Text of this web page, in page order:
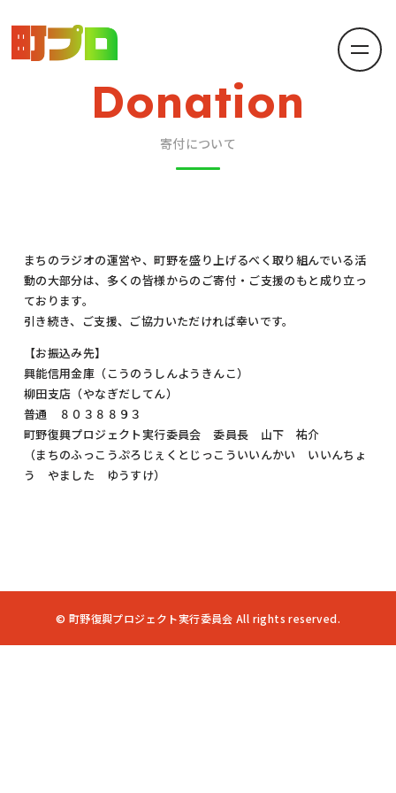
Donation
寄付について
まちのラジオの運営や、町野を盛り上げるべく取り組んでいる活
動の大部分は、多くの皆様からのご寄付・ご支援のもと成り立っ
ております。
引き続き、ご支援、ご協力いただければ幸いです。
【お振込み先】
興能信用金庫（こうのうしんようきんこ）
柳田支店（やなぎだしてん）
普通 ８０３８８９３
町野復興プロジェクト実行委員会 委員長 山下 祐介
（まちのふっこうぷろじぇくとじっこういいんかい いいんちょ
う やました ゆうすけ）
© 町野復興プロジェクト実行委員会 All rights reserved.